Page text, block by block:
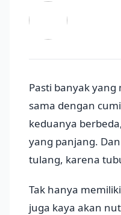
Pasti banyak
sama dengan
keduanya
yang panjang.
tulang, karena
Tak hanya
juga kaya akan